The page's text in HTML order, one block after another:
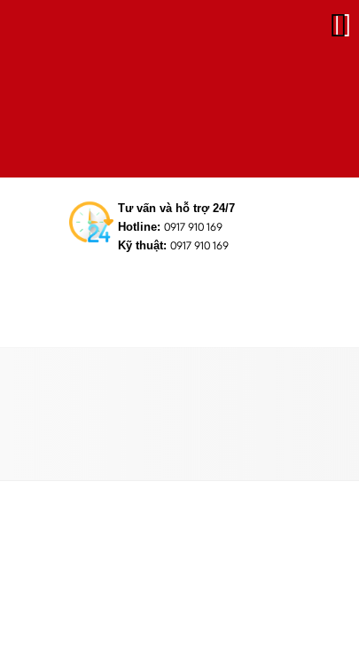
Tư vấn và hỗ trợ 24/7
Hotline: 0917 910 169
Kỹ thuật:0917 910 169